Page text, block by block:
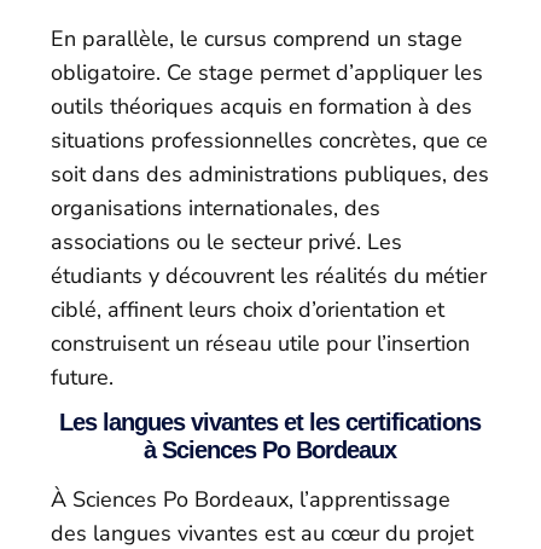
En parallèle, le cursus comprend un stage
obligatoire. Ce stage permet d’appliquer les
outils théoriques acquis en formation à des
situations professionnelles concrètes, que ce
soit dans des administrations publiques, des
organisations internationales, des
associations ou le secteur privé. Les
étudiants y découvrent les réalités du métier
ciblé, affinent leurs choix d’orientation et
construisent un réseau utile pour l’insertion
future.
Les langues vivantes et les certifications
à Sciences Po Bordeaux
À Sciences Po Bordeaux, l’apprentissage
des langues vivantes est au cœur du projet